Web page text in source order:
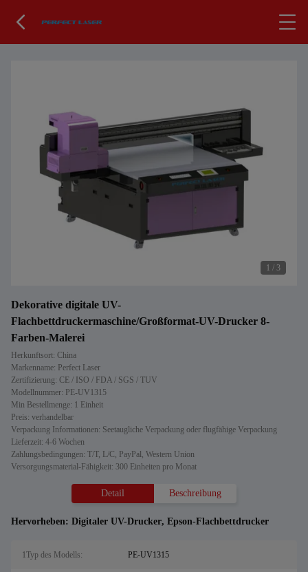
1 / 3
Dekorative digitale UV-
Flachbettdruckermaschine/Großformat-UV-Drucker 8-
Farben-Malerei
Herkunftsort: China
Markenname: Perfect Laser
Zertifizierung: CE / ISO / FDA / SGS / TUV
Modellnummer: PE-UV1315
Min Bestellmenge: 1 Einheit
Preis: verhandelbar
Verpackung Informationen: Seetaugliche Verpackung oder flugfähige Verpackung
Lieferzeit: 4-6 Wochen
Zahlungsbedingungen: T/T, L/C, PayPal, Western Union
Versorgungsmaterial-Fähigkeit: 300 Einheiten pro Monat
Detail Beschreibung
Hervorheben: Digitaler UV-Drucker, Epson-Flachbettdrucker
1Typ des Modells: PE-UV1315